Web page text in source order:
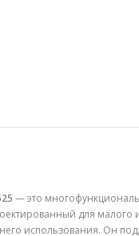
— это
для малого
использования. Он